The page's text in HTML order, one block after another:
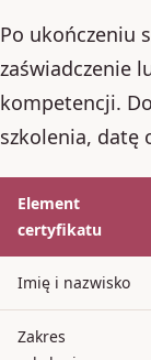
Po ukończeniu
zaświadczenie
kompetencji.
szkolenia, datę
Element
certyfikatu
Imię i nazwisko
Zakres